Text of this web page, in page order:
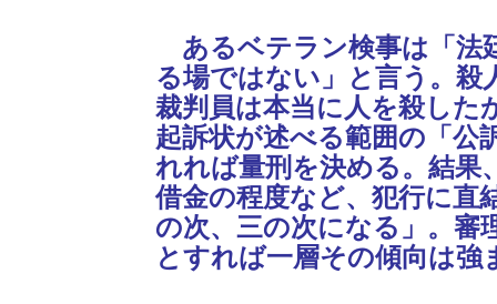
あるベテラン検事は「法
る場ではない」と言う。殺
裁判員は本当に人を殺した
起訴状が述べる範囲の「公
れれば量刑を決める。結果
借金の程度など、犯行に直
の次、三の次になる」。審
とすれば一層その傾向は強